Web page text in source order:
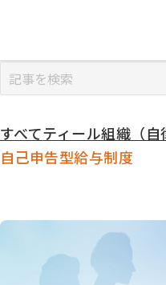
カ
テ
ー
すべてティール組織（自
自己申告型給与制度